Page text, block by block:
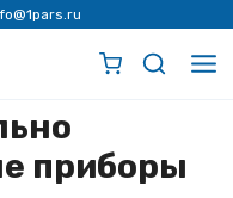
приборы